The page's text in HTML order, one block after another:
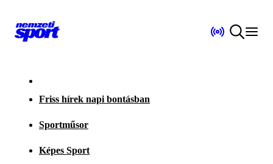
Friss hírek napi bontásban
Sportműsor
Képes Sport